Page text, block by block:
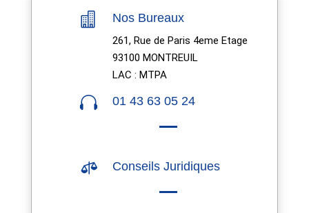
 Nos Bureaux
261, Rue de Paris 4eme Etage
93100 MONTREUIL
LAC : MTPA
 01 43 63 05 24
 Conseils Juridiques